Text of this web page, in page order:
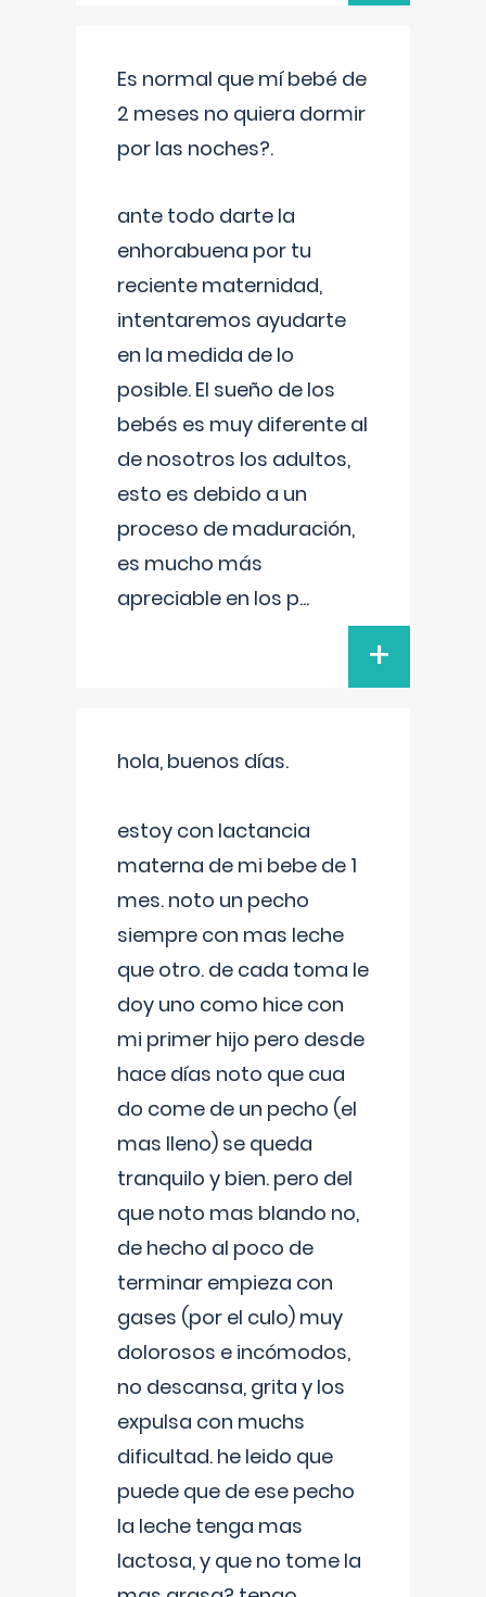
Es normal que mí bebé de
2 meses no quiera dormir
por las noches?.
ante todo darte la
enhorabuena por tu
reciente maternidad,
intentaremos ayudarte
en la medida de lo
posible. El sueño de los
bebés es muy diferente al
de nosotros los adultos,
esto es debido a un
proceso de maduración,
es mucho más
apreciable en los p...
+
hola, buenos días.
estoy con lactancia
materna de mi bebe de 1
mes. noto un pecho
siempre con mas leche
que otro. de cada toma le
doy uno como hice con
mi primer hijo pero desde
hace días noto que cua
do come de un pecho (el
mas lleno) se queda
tranquilo y bien. pero del
que noto mas blando no,
de hecho al poco de
terminar empieza con
gases (por el culo) muy
dolorosos e incómodos,
no descansa, grita y los
expulsa con muchs
dificultad. he leido que
puede que de ese pecho
la leche tenga mas
lactosa, y que no tome la